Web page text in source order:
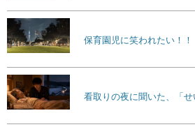
保育園児に笑われたい！！
看取りの夜に聞いた、「